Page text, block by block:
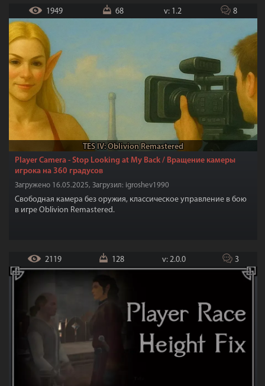
TES IV: Oblivion Remastered
1949 68 v: 1.2 8
Player Camera - Stop Looking at My Back / Вращение камеры
игрока на 360 градусов
Загружено 16.05.2025, Загрузил: igroshev1990
Свободная камера без оружия, классическое управление в бою
в игре Oblivion Remastered.
2119 128 v: 2.0.0 3